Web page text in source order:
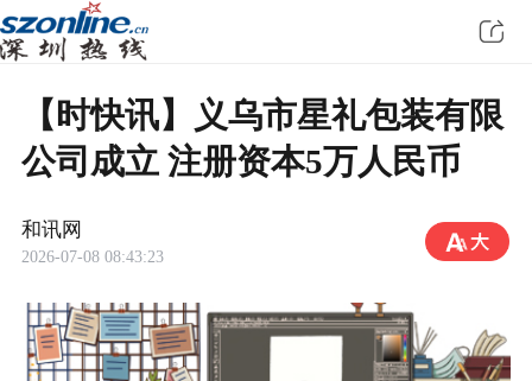
【时快讯】义乌市星礼包装有限
公司成立 注册资本5万人民币
和讯网
2026-07-08 08:43:23